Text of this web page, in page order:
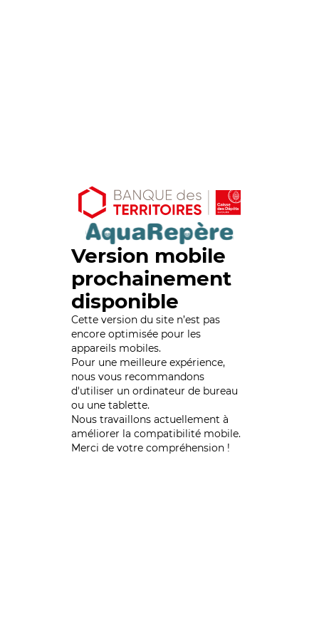
Version mobile
prochainement
disponible
Cette version du site n’est pas
encore optimisée pour les
appareils mobiles.
Pour une meilleure expérience,
nous vous recommandons
d'utiliser un ordinateur de bureau
ou une tablette.
Nous travaillons actuellement à
améliorer la compatibilité mobile.
Merci de votre compréhension !